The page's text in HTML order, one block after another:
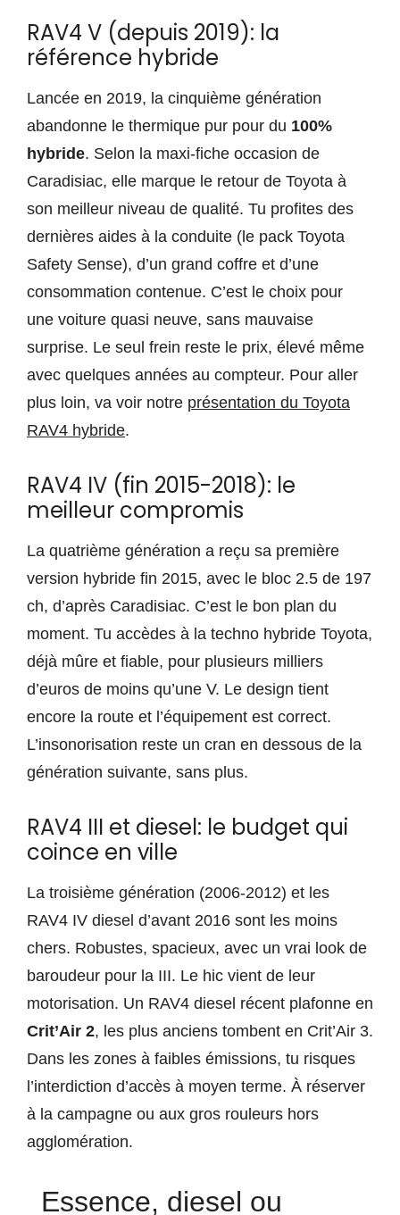
RAV4 V (depuis 2019): la
référence hybride
Lancée en 2019, la cinquième génération
abandonne le thermique pur pour du 100%
hybride. Selon la maxi-fiche occasion de
Caradisiac, elle marque le retour de Toyota à
son meilleur niveau de qualité. Tu profites des
dernières aides à la conduite (le pack Toyota
Safety Sense), d’un grand coffre et d’une
consommation contenue. C’est le choix pour
une voiture quasi neuve, sans mauvaise
surprise. Le seul frein reste le prix, élevé même
avec quelques années au compteur. Pour aller
plus loin, va voir notre présentation du Toyota
RAV4 hybride.
RAV4 IV (fin 2015-2018): le
meilleur compromis
La quatrième génération a reçu sa première
version hybride fin 2015, avec le bloc 2.5 de 197
ch, d’après Caradisiac. C’est le bon plan du
moment. Tu accèdes à la techno hybride Toyota,
déjà mûre et fiable, pour plusieurs milliers
d’euros de moins qu’une V. Le design tient
encore la route et l’équipement est correct.
L’insonorisation reste un cran en dessous de la
génération suivante, sans plus.
RAV4 III et diesel: le budget qui
coince en ville
La troisième génération (2006-2012) et les
RAV4 IV diesel d’avant 2016 sont les moins
chers. Robustes, spacieux, avec un vrai look de
baroudeur pour la III. Le hic vient de leur
motorisation. Un RAV4 diesel récent plafonne en
Crit’Air 2, les plus anciens tombent en Crit’Air 3.
Dans les zones à faibles émissions, tu risques
l’interdiction d’accès à moyen terme. À réserver
à la campagne ou aux gros rouleurs hors
agglomération.
Essence, diesel ou